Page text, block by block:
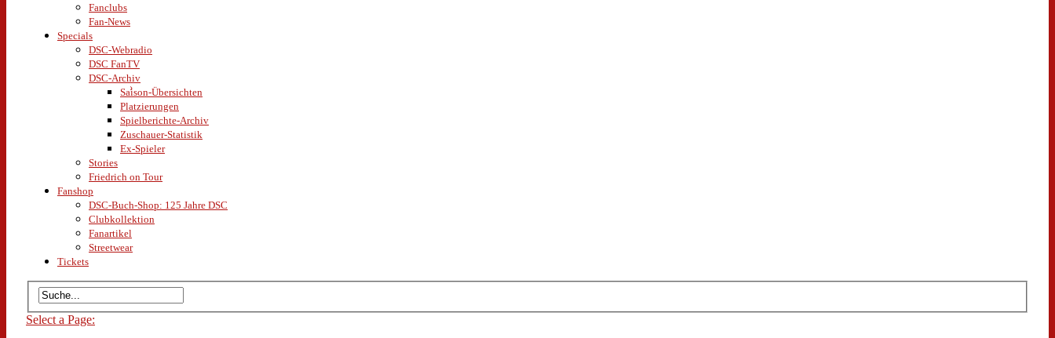
Fanclubs
Fan-News
Specials
DSC-Webradio
DSC FanTV
DSC-Archiv
Saison-Übersichten
Platzierungen
Spielberichte-Archiv
Zuschauer-Statistik
Ex-Spieler
Stories
Friedrich on Tour
Fanshop
DSC-Buch-Shop: 125 Jahre DSC
Clubkollektion
Fanartikel
Streetwear
Tickets
Select a Page: